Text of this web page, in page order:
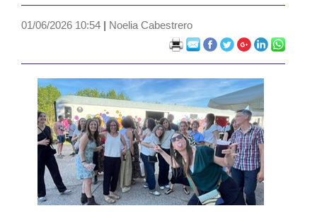
01/06/2026 10:54 | Noelia Cabestrero